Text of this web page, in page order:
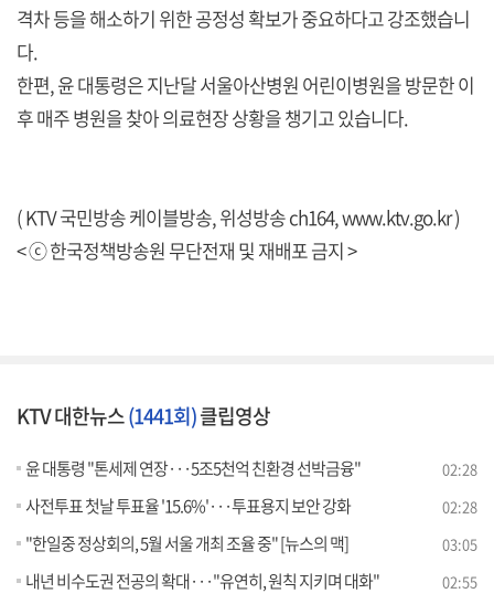
격차 등을 해소하기 위한 공정성 확보가 중요하다고 강조했습니
다.
한편, 윤 대통령은 지난달 서울아산병원 어린이병원을 방문한 이
후 매주 병원을 찾아 의료현장 상황을 챙기고 있습니다.
( KTV 국민방송 케이블방송, 위성방송 ch164,www.ktv.go.kr)
< ⓒ 한국정책방송원 무단전재 및 재배포 금지 >
KTV 대한뉴스(1441회)클립영상
윤 대통령 "톤세제 연장···5조5천억 친환경 선박금융" 02:28
사전투표 첫날 투표율 '15.6%'···투표용지 보안 강화 02:28
"한일중 정상회의, 5월 서울 개최 조율 중" [뉴스의 맥] 03:05
내년 비수도권 전공의 확대···"유연히, 원칙 지키며 대화" 02:55